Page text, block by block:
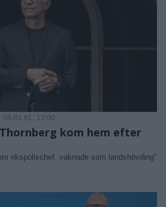
08-01 KL. 13:00
kom hem efter
rikspolischef, vaknade som landshövding"